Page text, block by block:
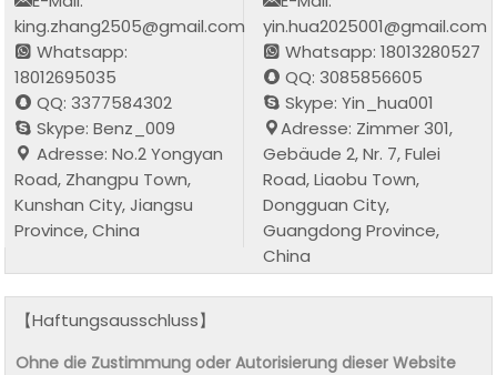
king.zhang2505@gmail.com
Whatsapp:
18012695035
QQ: 3377584302
Skype: Benz_009
Adresse: No.2 Yongyan
Road, Zhangpu Town,
Kunshan City, Jiangsu
Province, China
yin.hua2025001@gmail.com
Whatsapp: 18013280527
QQ: 3085856605
Skype: Yin_hua001
Adresse: Zimmer 301,
Gebäude 2, Nr. 7, Fulei
Road, Liaobu Town,
Dongguan City,
Guangdong Province,
China
【Haftungsausschluss】
Ohne die Zustimmung oder Autorisierung dieser Website